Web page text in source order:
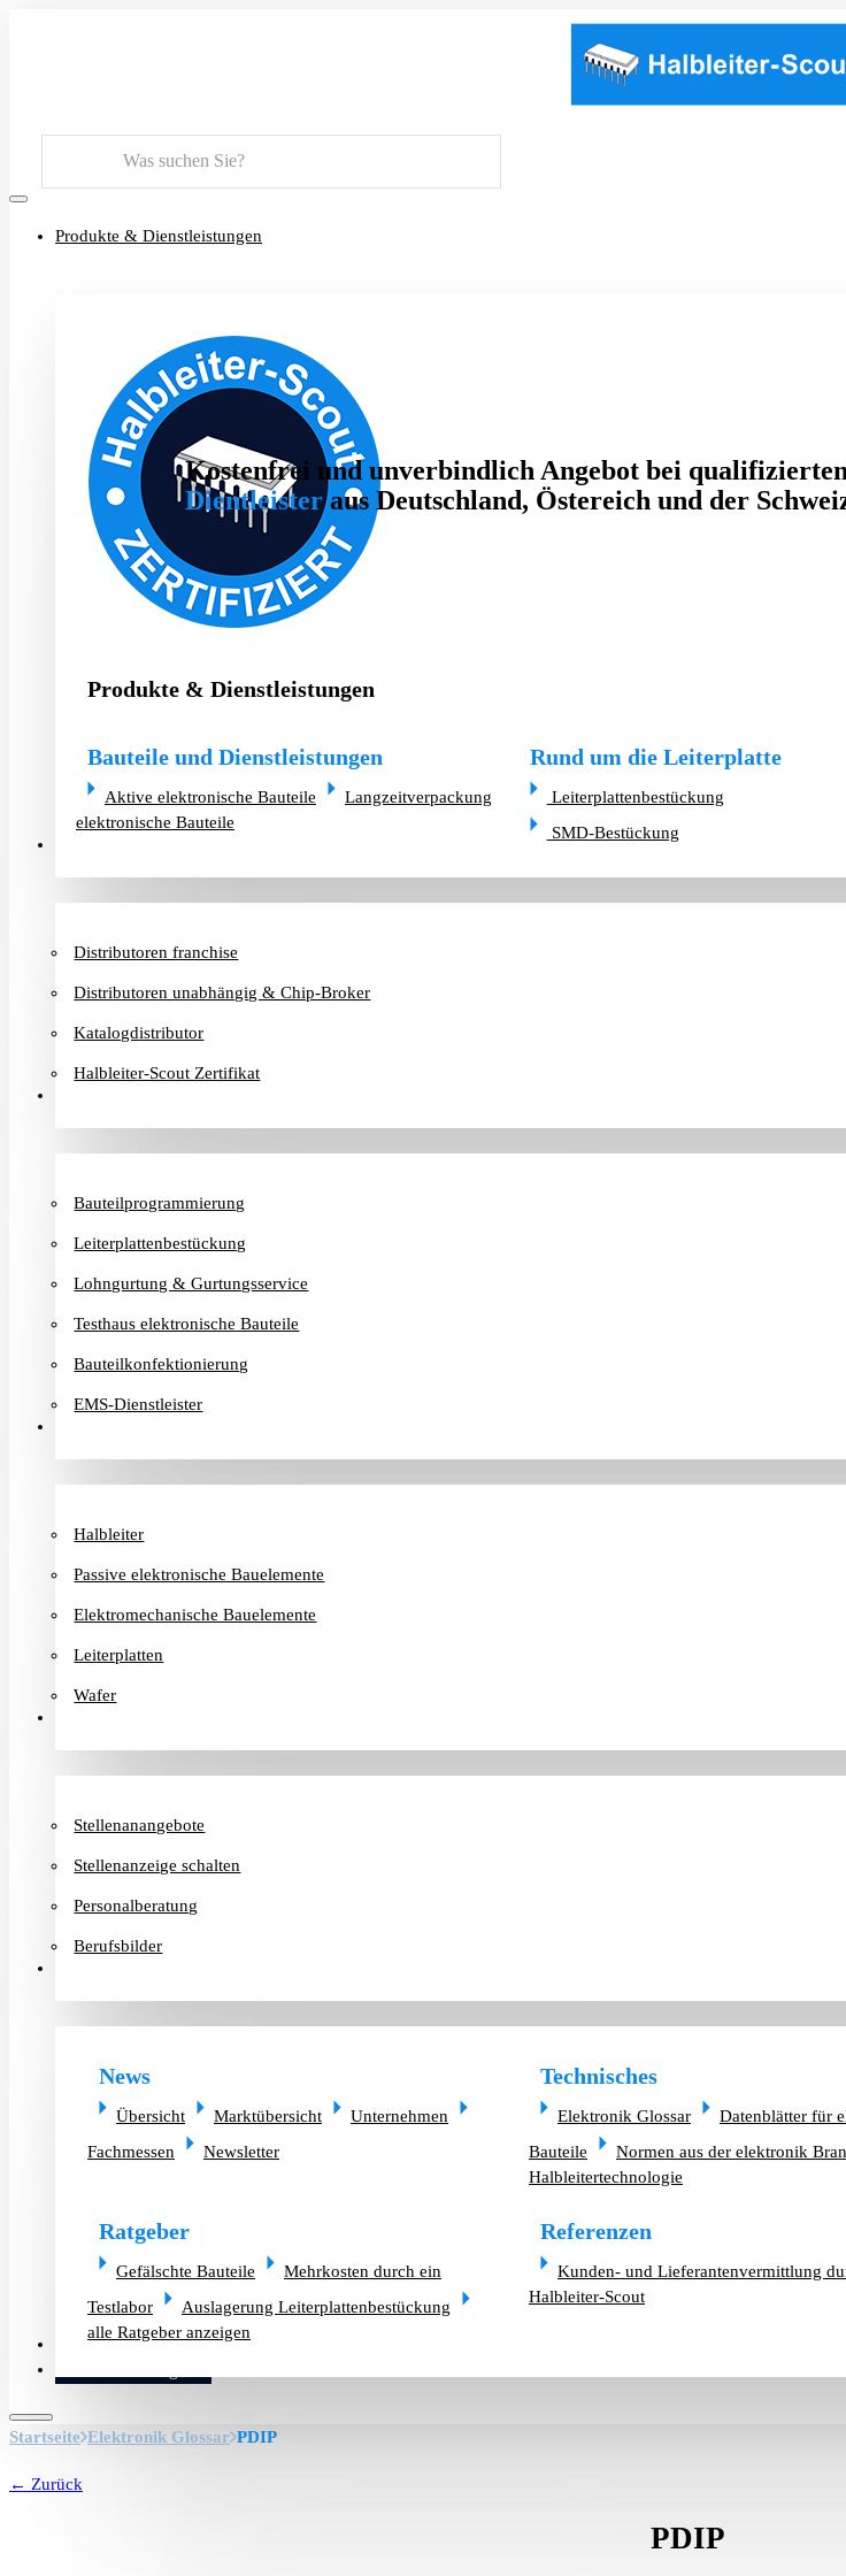
Produkte & Dienstleistungen
Kostenfrei und unverbindlich Angebot bei
Dientleisteraus Deutschland, Östereich und der
Produkte & Dienstleistungen
Bauteile und Dienstleistungen
Aktive elektronische Bauteile
Langzeitverpackung
elektronische Bauteile
Rund um die Leiterplatte
Leiterplattenbestückung
SMD-Bestückung
Distributoren franchise
Distributoren unabhängig & Chip-Broker
Katalogdistributor
Halbleiter-Scout Zertifikat
Bauteilprogrammierung
Leiterplattenbestückung
Lohngurtung & Gurtungsservice
Testhaus elektronische Bauteile
Bauteilkonfektionierung
EMS-Dienstleister
Halbleiter
Passive elektronische Bauelemente
Elektromechanische Bauelemente
Leiterplatten
Wafer
Stellenanangebote
Stellenanzeige schalten
Personalberatung
Berufsbilder
News
Übersicht Marktübersicht
Unternehmen
Fachmessen
Newsletter
Technisches
Elektronik Glossar
Datenblätter für
Bauteile
Normen aus der elektronik
Halbleitertechnologie
Ratgeber
Gefälschte Bauteile
Mehrkosten durch ein
Testlabor
Auslagerung Leiterplattenbestückung
alle Ratgeber anzeigen
Referenzen
Kunden- und Lieferantenvermittlung
Halbleiter-Scout
Altlager verkaufen
Startseite Elektronik Glossar PDIP
← Zurück
PDIP